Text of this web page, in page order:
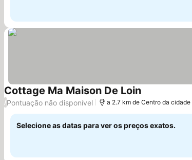
Cottage Ma Maison De LoinVer preços
/Pontuação não disponível a 2.7 km de Centro da cidade
Selecione as datas para ver os preços exatos.